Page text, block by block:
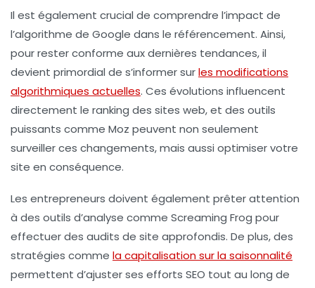
Il est également crucial de comprendre l’impact de
l’algorithme de Google dans le référencement. Ainsi,
pour rester conforme aux dernières tendances, il
devient primordial de s’informer surles modifications
algorithmiques actuelles. Ces évolutions influencent
directement le ranking des sites web, et des outils
puissants comme Moz peuvent non seulement
surveiller ces changements, mais aussi optimiser votre
site en conséquence.
Les entrepreneurs doivent également prêter attention
à des outils d’analyse comme Screaming Frog pour
effectuer des audits de site approfondis. De plus, des
stratégies comme la capitalisation sur la saisonnalité
permettent d’ajuster ses efforts SEO tout au long de